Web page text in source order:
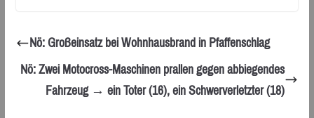
Nö: Großeinsatz bei Wohnhausbrand in Pfaffenschlag
Nö: Zwei Motocross-Maschinen prallen gegen abbiegendes
Fahrzeug → ein Toter (16), ein Schwerverletzter (18)